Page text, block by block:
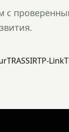
с
TRASSIRTP-Link